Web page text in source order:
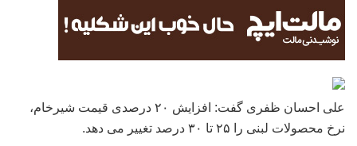
علی احسان ظفری گفت: افزایش ۲۰ درصدی قیمت شیرخام،
نرخ محصولات لبنی را ۲۵ تا ۳۰ درصد تغییر می دهد.